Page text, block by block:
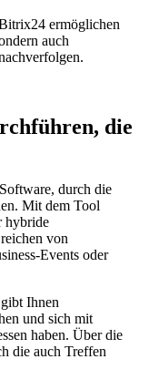
ermöglichen
auch
die
durch die
Mit dem Tool
hybride
von
Events oder
Ihnen
und sich mit
haben. Über die
die auch Treffen